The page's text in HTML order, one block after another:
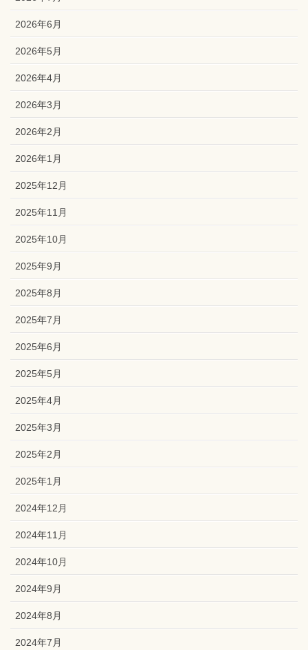
2026年6月
2026年5月
2026年4月
2026年3月
2026年2月
2026年1月
2025年12月
2025年11月
2025年10月
2025年9月
2025年8月
2025年7月
2025年6月
2025年5月
2025年4月
2025年3月
2025年2月
2025年1月
2024年12月
2024年11月
2024年10月
2024年9月
2024年8月
2024年7月